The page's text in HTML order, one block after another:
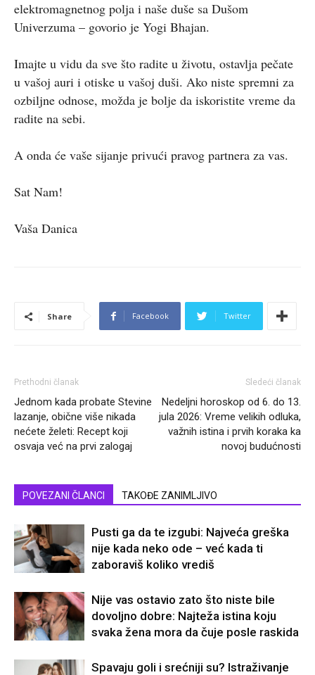
elektromagnetnog polja i naše duše sa Dušom
Univerzuma – govorio je Yogi Bhajan.
Imajte u vidu da sve što radite u životu, ostavlja pečate
u vašoj auri i otiske u vašoj duši. Ako niste spremni za
ozbiljne odnose, možda je bolje da iskoristite vreme da
radite na sebi.
A onda će vaše sijanje privući pravog partnera za vas.
Sat Nam!
Vaša Danica
Share Facebook Twitter
Prethodni članak
Jednom kada probate Stevine
lazanje, obične više nikada
nećete želeti: Recept koji
osvaja već na prvi zalogaj
Sledeći članak
Nedeljni horoskop od 6. do 13.
jula 2026: Vreme velikih odluka,
važnih istina i prvih koraka ka
novoj budućnosti
POVEZANI ČLANCI TAKOĐE ZANIMLJIVO
Pusti ga da te izgubi: Najveća greška
nije kada neko ode – već kada ti
zaboraviš koliko vrediš
Nije vas ostavio zato što niste bile
dovoljno dobre: Najteža istina koju
svaka žena mora da čuje posle raskida
Spavaju goli i srećniji su? Istraživanje